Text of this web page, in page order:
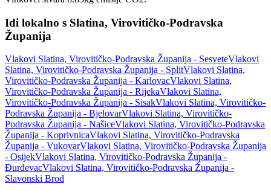
Idi lokalno s Slatina, Virovitičko-Podravska
Županija
Vlakovi Slatina, Virovitičko-Podravska Županija - SesveteVlakovi
Slatina, Virovitičko-Podravska Županija - SplitVlakovi Slatina,
Virovitičko-Podravska Županija - KarlovacVlakovi Slatina,
Virovitičko-Podravska Županija - RijekaVlakovi Slatina,
Virovitičko-Podravska Županija - SisakVlakovi Slatina, Virovitičko-
Podravska Županija - BjelovarVlakovi Slatina, Virovitičko-
Podravska Županija - NašiceVlakovi Slatina, Virovitičko-Podravska
Županija - KoprivnicaVlakovi Slatina, Virovitičko-Podravska
Županija - VukovarVlakovi Slatina, Virovitičko-Podravska Županija
- OsijekVlakovi Slatina, Virovitičko-Podravska Županija -
ĐurđevacVlakovi Slatina, Virovitičko-Podravska Županija -
Slavonski Brod